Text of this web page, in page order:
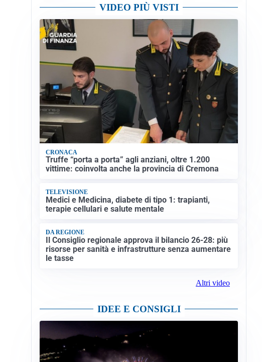
VIDEO PIÙ VISTI
CRONACA
Truffe “porta a porta” agli anziani, oltre 1.200
vittime: coinvolta anche la provincia di Cremona
TELEVISIONE
Medici e Medicina, diabete di tipo 1: trapianti,
terapie cellulari e salute mentale
DA REGIONE
Il Consiglio regionale approva il bilancio 26-28: più
risorse per sanità e infrastrutture senza aumentare
le tasse
Altri video
IDEE E CONSIGLI